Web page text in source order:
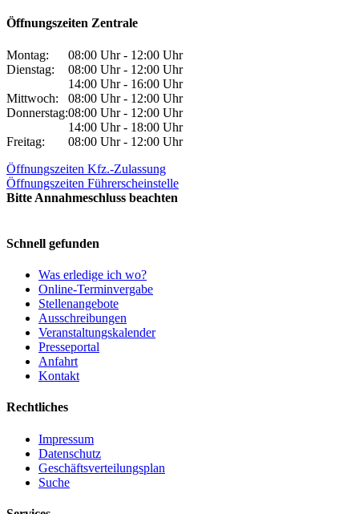
Öffnungszeiten Zentrale
Montag:
08:00 Uhr - 12:00 Uhr
Dienstag:
08:00 Uhr - 12:00 Uhr
14:00 Uhr - 16:00 Uhr
Mittwoch:
08:00 Uhr - 12:00 Uhr
Donnerstag:08:00 Uhr - 12:00 Uhr
14:00 Uhr - 18:00 Uhr
Freitag:
08:00 Uhr - 12:00 Uhr
Öffnungszeiten Kfz.-Zulassung
Öffnungszeiten Führerscheinstelle
Bitte Annahmeschluss beachten
Schnell gefunden
Was erledige ich wo?
Online-Terminvergabe
Stellenangebote
Ausschreibungen
Veranstaltungskalender
Presseportal
Anfahrt
Kontakt
Rechtliches
Impressum
Datenschutz
Geschäftsverteilungsplan
Suche